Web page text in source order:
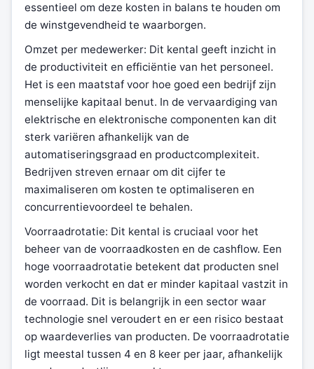
essentieel om deze kosten in balans te houden om
de winstgevendheid te waarborgen.
Omzet per medewerker: Dit kental geeft inzicht in
de productiviteit en efficiëntie van het personeel.
Het is een maatstaf voor hoe goed een bedrijf zijn
menselijke kapitaal benut. In de vervaardiging van
elektrische en elektronische componenten kan dit
sterk variëren afhankelijk van de
automatiseringsgraad en productcomplexiteit.
Bedrijven streven ernaar om dit cijfer te
maximaliseren om kosten te optimaliseren en
concurrentievoordeel te behalen.
Voorraadrotatie: Dit kental is cruciaal voor het
beheer van de voorraadkosten en de cashflow. Een
hoge voorraadrotatie betekent dat producten snel
worden verkocht en dat er minder kapitaal vastzit in
de voorraad. Dit is belangrijk in een sector waar
technologie snel veroudert en er een risico bestaat
op waardeverlies van producten. De voorraadrotatie
ligt meestal tussen 4 en 8 keer per jaar, afhankelijk